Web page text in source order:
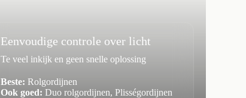
Eenvoudige controle over licht
Te veel inkijk en geen snelle oplossing
Beste: Rolgordijnen
Ook goed: Duo rolgordijnen, Plisségordijnen